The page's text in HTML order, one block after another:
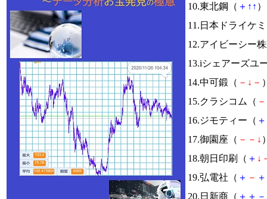
10.東北鋼（ ＋ ↑ ↑
11.日本ドライケ
12.アイビーシー
13.iシェアーズユ
14.中可鍛（ － ↓ －
15.クラシコム（ －
16.ジモティー（ ＋
17.御園座（ － － ↓
18.朝日印刷（ ＋ ↓
19.弘電社（ ＋ － ＋
20.日新商（ ＋ ＋ －